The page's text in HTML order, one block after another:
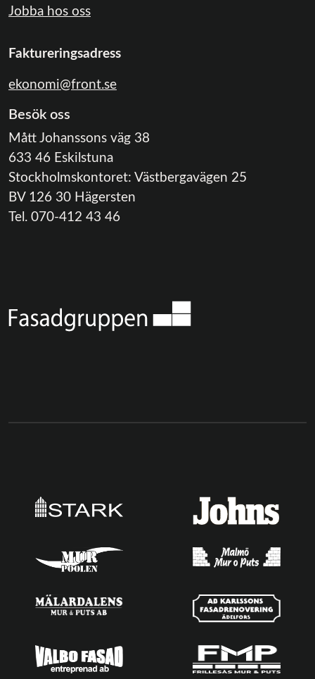
Jobba hos oss
Faktureringsadress
ekonomi@front.se
Besök oss
Mått Johanssons väg 38
633 46 Eskilstuna
Stockholmskontoret: Västbergavägen 25
BV 126 30 Hägersten
Tel. 070-412 43 46